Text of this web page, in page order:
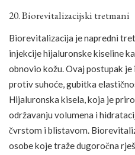
20. Biorevitalizacijski tretmani
Biorevitalizacija je napredni
injekcije hijaluronske kiseline
obnovio kožu. Ovaj postupak
protiv suhoće, gubitka
Hijaluronska kisela, koja je
održavanju volumena i
čvrstom i blistavom.
osobe koje traže dugoročna